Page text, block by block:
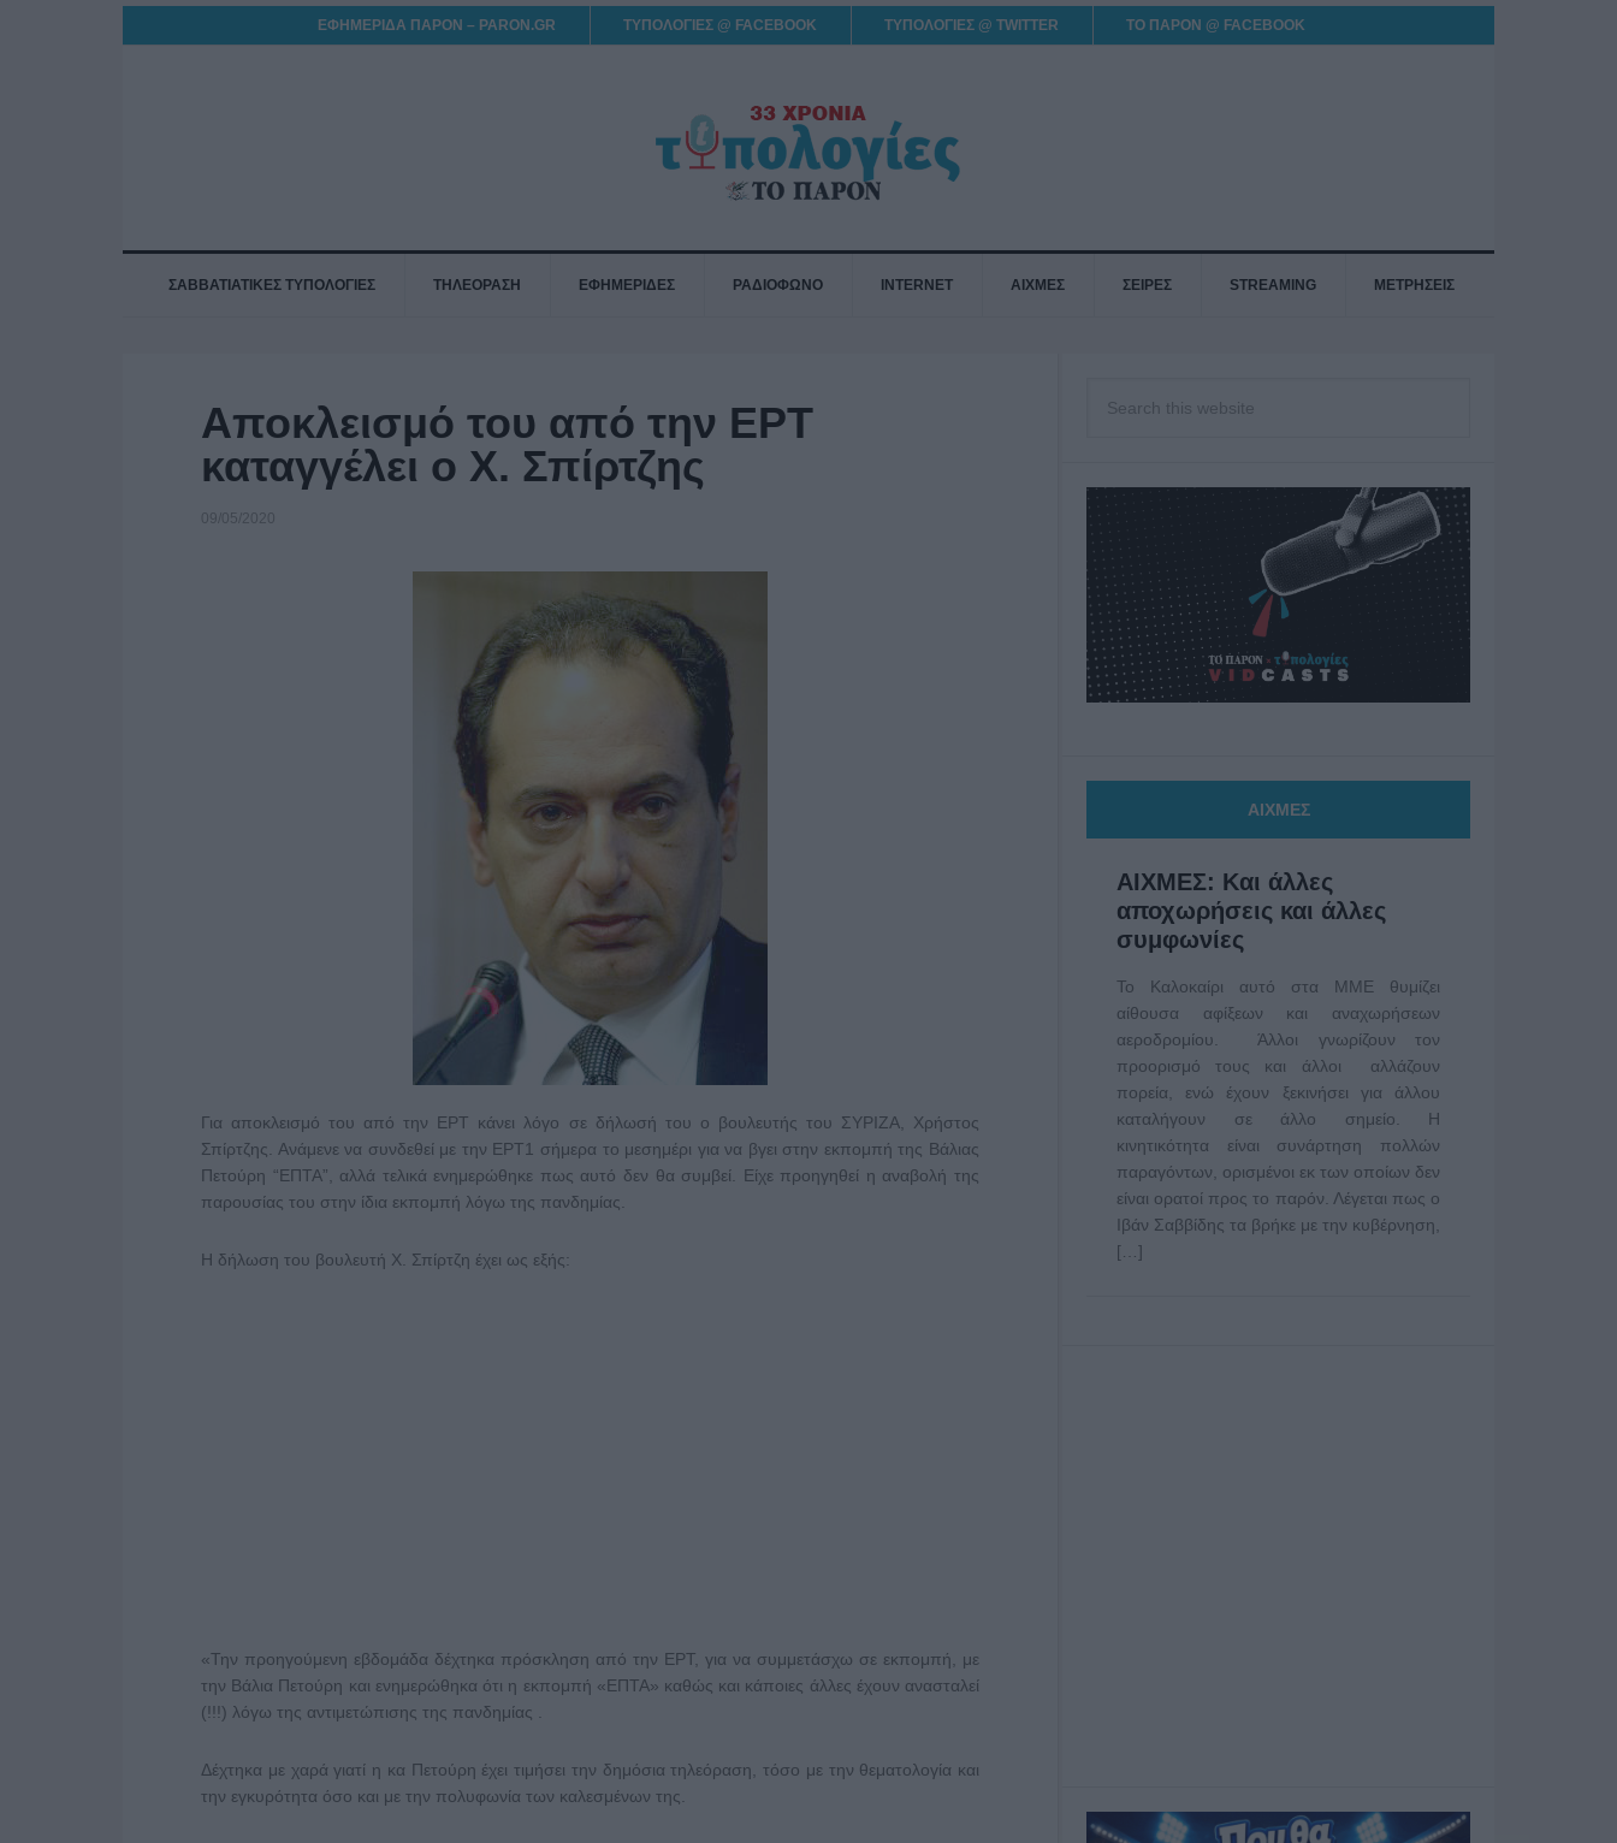
ΕΦΗΜΕΡΙΔΑ ΠΑΡΟΝ – PARON.GR ΤΥΠΟΛΟΓΙΕΣ @ FACEBOOK ΤΥΠΟΛΟΓΙΕΣ @ TWITTER ΤΟ ΠΑΡΟΝ @ FACEBOOK
ΣΑΒΒΑΤΙΑΤΙΚΕΣ ΤΥΠΟΛΟΓΙΕΣ ΤΗΛΕΟΡΑΣΗ ΕΦΗΜΕΡΙΔΕΣ ΡΑΔΙΟΦΩΝΟ INTERNET ΑΙΧΜΕΣ ΣΕΙΡΕΣ STREAMING ΜΕΤΡΗΣΕΙΣ
Αποκλεισμό του από την ΕΡΤ
καταγγέλει ο Χ. Σπίρτζης
09/05/2020
Για αποκλεισμό του από την ΕΡΤ κάνει λόγο σε δήλωσή του ο βουλευτής του ΣΥΡΙΖΑ, Χρήστος
Σπίρτζης. Ανάμενε να συνδεθεί με την ΕΡΤ1 σήμερα το μεσημέρι για να βγει στην εκπομπή της Βάλιας
Πετούρη “ΕΠΤΑ”, αλλά τελικά ενημερώθηκε πως αυτό δεν θα συμβεί. Είχε προηγηθεί η αναβολή της
παρουσίας του στην ίδια εκπομπή λόγω της πανδημίας.
Η δήλωση του βουλευτή Χ. Σπίρτζη έχει ως εξής:
«Την προηγούμενη εβδομάδα δέχτηκα πρόσκληση από την ΕΡΤ, για να συμμετάσχω σε εκπομπή, με
την Βάλια Πετούρη και ενημερώθηκα ότι η εκπομπή «ΕΠΤΑ» καθώς και κάποιες άλλες έχουν ανασταλεί
(!!!) λόγω της αντιμετώπισης της πανδημίας .
Δέχτηκα με χαρά γιατί η κα Πετούρη έχει τιμήσει την δημόσια τηλεόραση, τόσο με την θεματολογία και
την εγκυρότητα όσο και με την πολυφωνία των καλεσμένων της.
ΑΙΧΜΕΣ
ΑΙΧΜΕΣ: Και άλλες
αποχωρήσεις και άλλες
συμφωνίες
Το Καλοκαίρι αυτό στα ΜΜΕ θυμίζει
αίθουσα αφίξεων και αναχωρήσεων
αεροδρομίου. Άλλοι γνωρίζουν τον
προορισμό τους και άλλοι αλλάζουν
πορεία, ενώ έχουν ξεκινήσει για άλλου
καταλήγουν σε άλλο σημείο. Η
κινητικότητα είναι συνάρτηση πολλών
παραγόντων, ορισμένοι εκ των οποίων δεν
είναι ορατοί προς το παρόν. Λέγεται πως ο
Ιβάν Σαββίδης τα βρήκε με την κυβέρνηση,
[…]